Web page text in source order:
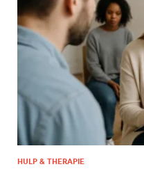
HULP & THERAPIE